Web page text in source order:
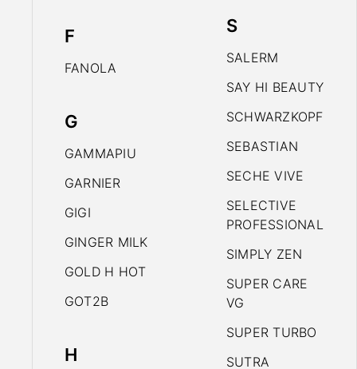
F
FANOLA
G
GAMMAPIU
GARNIER
GIGI
GINGER MILK
GOLD H HOT
GOT2B
H
S
SALERM
SAY HI BEAUTY
SCHWARZKOPF
SEBASTIAN
SECHE VIVE
SELECTIVE
PROFESSIONAL
SIMPLY ZEN
SUPER CARE
VG
SUPER TURBO
SUTRA